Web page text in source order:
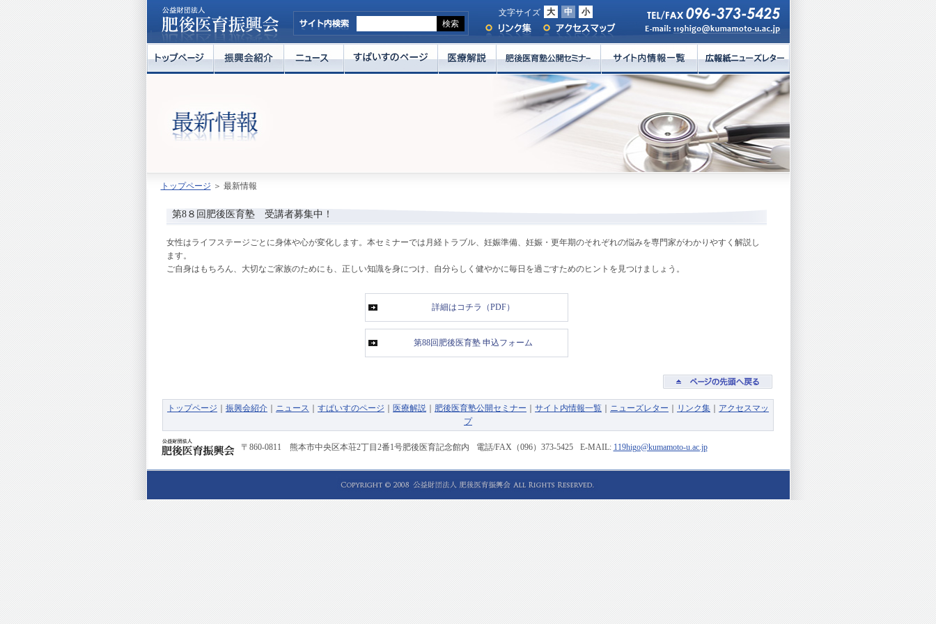
文字サイズ 大 中 小
トップページ ＞ 最新情報
第8８回肥後医育塾 受講者募集中！
女性はライフステージごとに身体や心が変化します。本セミナーでは月経トラブル、妊娠準備、妊娠・更年期のそれぞれの悩みを専門家がわかりやすく解説し
ます。
ご自身はもちろん、大切なご家族のためにも、正しい知識を身につけ、自分らしく健やかに毎日を過ごすためのヒントを見つけましょう。
詳細はコチラ（PDF）
第88回肥後医育塾 申込フォーム
トップページ 振興会紹介 ニュース すぱいすのページ 医療解説 肥後医育塾公開セミナー サイト内情報一覧 ニューズレター リンク集
アクセスマッ
プ
〒860-0811 熊本市中央区本荘2丁目2番1号肥後医育記念館内 電話/FAX（096）373-5425 E-MAIL: 119higo@kumamoto-u.ac.jp